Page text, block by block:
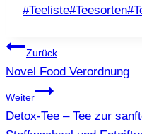
Schlagworte:
#Teeliste#Teesorten#
Zurück
Novel Food Verordnung
Weiter
Detox-Tee – Tee zur